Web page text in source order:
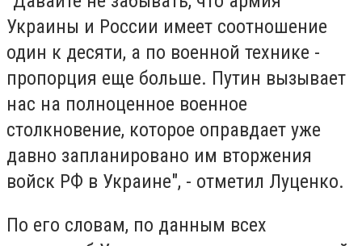
Украины и России имеет соотношение
один к десяти, а по военной технике -
пропорция еще больше. Путин вызывает
нас на полноценное военное
столкновение, которое оправдает уже
давно запланировано им вторжения
войск РФ в Украине", - отметил Луценко.
По его словам, по данным всех